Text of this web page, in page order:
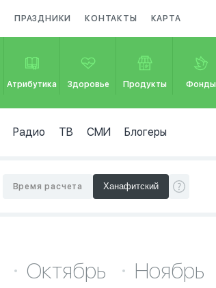
ПРАЗДНИКИ КОНТАКТЫ КАРТА
Атрибутика Здоровье Продукты Фонды
Радио ТВ СМИ Блогеры
Время расчета
Октябрь Ноябрь